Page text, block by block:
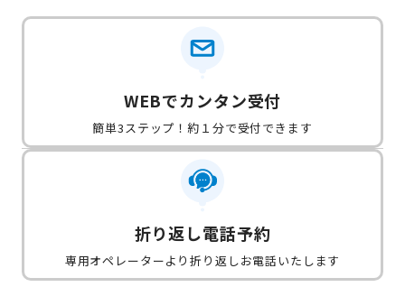
WEBでカンタン受付
簡単3ステップ！約１分で受付できます
折り返し電話予約
専用オペレーターより折り返しお電話いたします